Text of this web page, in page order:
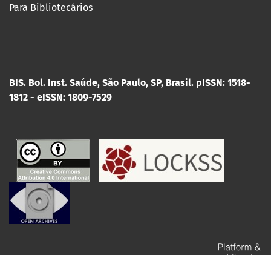
Para Bibliotecários
BIS. Bol. Inst. Saúde, São Paulo, SP, Brasil. pISSN: 1518-
1812 - eISSN: 1809-7529